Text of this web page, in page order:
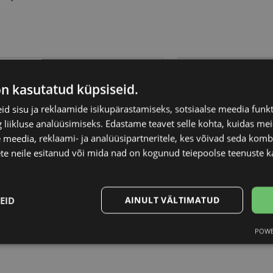
Raami kuju
Kliendirühm
Ninavahe laius
kasutatud küpsiseid.
sisu ja reklaamide isikupärastamiseks, sotsiaalse meedia
liikluse analüüsimiseks. Edastame teavet selle kohta, kuidas
meedia, reklaami- ja analüüsipartneritele, kes võivad seda
neile esitanud või mida nad on kogunud teiepoolse teenuste
AINULT VÄLTIMATUD